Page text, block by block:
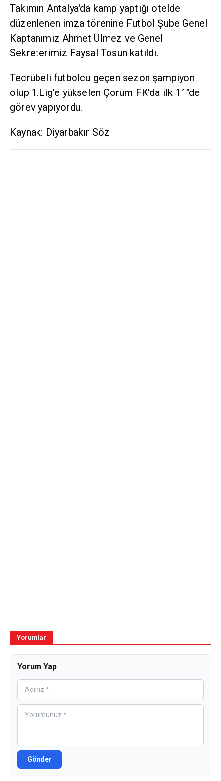
Takımın Antalya'da kamp yaptığı otelde
düzenlenen imza törenine Futbol Şube Genel
Kaptanımız Ahmet Ülmez ve Genel
Sekreterimiz Faysal Tosun katıldı.
Tecrübeli futbolcu geçen sezon şampiyon
olup 1.Lig'e yükselen Çorum FK'da ilk 11"de
görev yapıyordu.
Kaynak: Diyarbakır Söz
Yorumlar
Yorum Yap
Gönder